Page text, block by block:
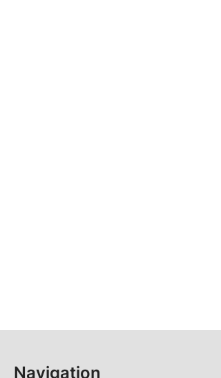
Navigation